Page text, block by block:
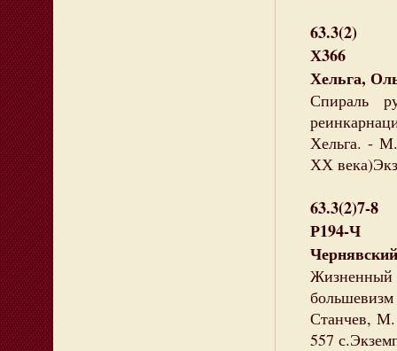
63.3(2)
Х366
Хельга,
Спираль
Хельга. -
ХХ
63.3(2)7-8
Р194-Ч
Жизненный
Станчев,
557